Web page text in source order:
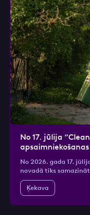
No 17. jūlija
No 2026. gada 17.
novadā tiks
Ķekava